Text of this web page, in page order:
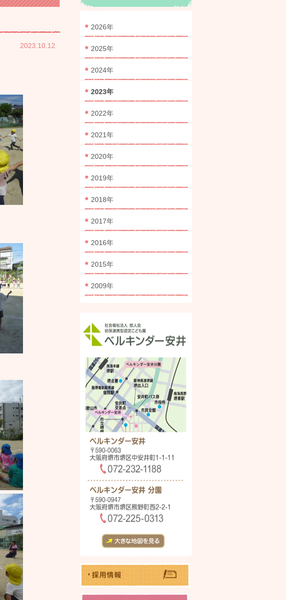
2023.10.12
2026年
2025年
2024年
2023年
2022年
2021年
2020年
2019年
2018年
2017年
2016年
2015年
2009年